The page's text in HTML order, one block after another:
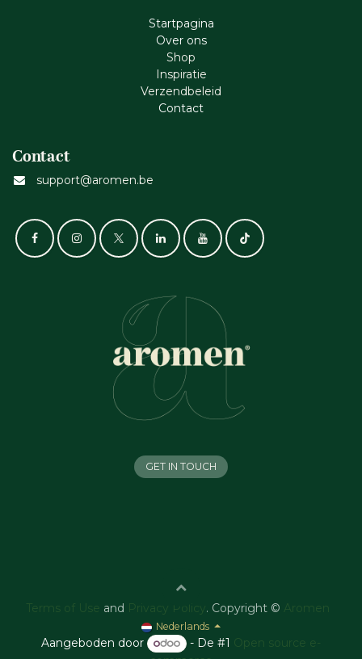
Startpagina
Ove​r​ ons
Shop
Inspiratie
Verzendbeleid
Cont​act
Contact
support@aromen.be
GET IN TOUCH
Terms of Use and Privacy Policy . Copyright © Aromen
Nederlands
Aangeboden door - De #1 Open source e-